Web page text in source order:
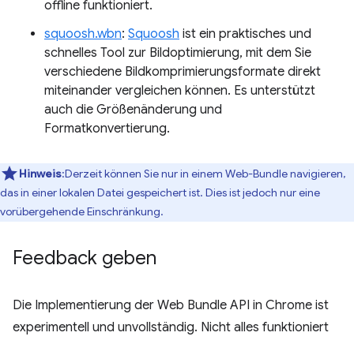
offline funktioniert.
squoosh.wbn: Squoosh ist ein praktisches und
schnelles Tool zur Bildoptimierung, mit dem Sie
verschiedene Bildkomprimierungsformate direkt
miteinander vergleichen können. Es unterstützt
auch die Größenänderung und
Formatkonvertierung.
Hinweis:Derzeit können Sie nur in einem Web-Bundle navigieren,
das in einer lokalen Datei gespeichert ist. Dies ist jedoch nur eine
vorübergehende Einschränkung.
Feedback geben
Die Implementierung der Web Bundle API in Chrome ist
experimentell und unvollständig. Nicht alles funktioniert